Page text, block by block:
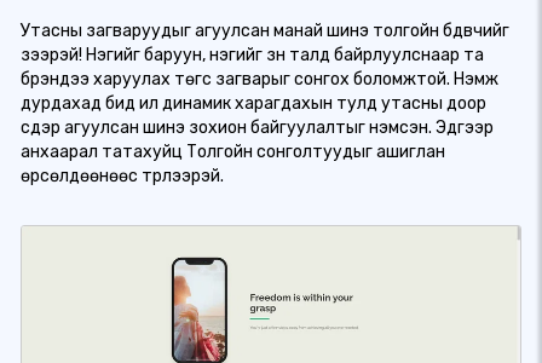
Утасны загваруудыг агуулсан манай шинэ толгойн бүдүүвчийг
үзээрэй! Нэгийг баруун, нэгийг зүүн талд байрлуулснаар та
брэндээ харуулах төгс загварыг сонгох боломжтой. Нэмж
дурдахад бид илүү динамик харагдахын тулд утасны доор
сүүдэр агуулсан шинэ зохион байгуулалтыг нэмсэн. Эдгээр
анхаарал татахуйц Толгойн сонголтуудыг ашиглан
өрсөлдөөнөөс түрүүлээрэй.